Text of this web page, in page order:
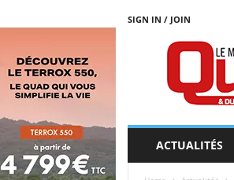
SIGN IN / JOIN
ACTUALITÉS